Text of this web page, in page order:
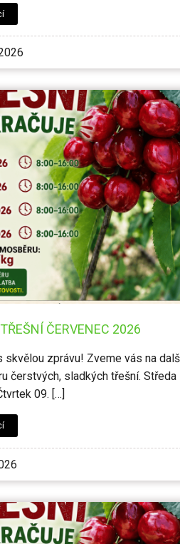
ČERVENEC 2026
skvělou zprávu! Zveme vás na
čerstvých, sladkých třešní. Středa
09. […]